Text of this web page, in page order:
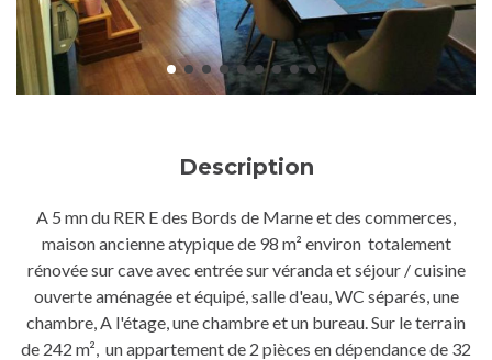
Description
A 5 mn du RER E des Bords de Marne et des commerces,
maison ancienne atypique de 98 m² environ totalement
rénovée sur cave avec entrée sur véranda et séjour / cuisine
ouverte aménagée et équipé, salle d'eau, WC séparés, une
chambre, A l'étage, une chambre et un bureau. Sur le terrain
de 242 m², un appartement de 2 pièces en dépendance de 32